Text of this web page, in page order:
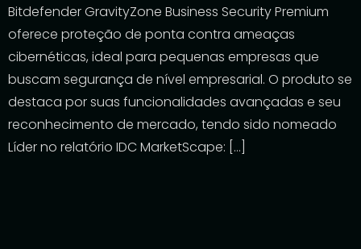
Bitdefender GravityZone Business Security Premium
oferece proteção de ponta contra ameaças
cibernéticas, ideal para pequenas empresas que
buscam segurança de nível empresarial. O produto se
destaca por suas funcionalidades avançadas e seu
reconhecimento de mercado, tendo sido nomeado
Líder no relatório IDC MarketScape: […]